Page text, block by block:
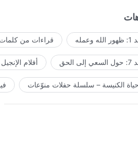
قراءات من كلمات
أفلام الإنجيل
حياة الكنيسة – سلسلة حفلات منوّعات